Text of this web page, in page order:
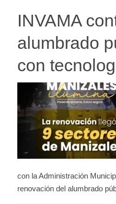
INVAMA
alumbrado
con
con la Administración
renovación del alumbrado